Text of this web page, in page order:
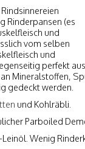
Rinderpansen (es
und
vom selben
und
perfekt
Mineralstoffen,
gedeckt werden.
und Kohlräbli.
Parboiled
Wenig